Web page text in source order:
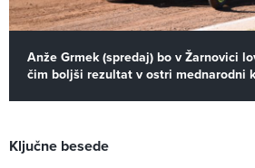
Anže Grmek (spredaj) bo v Žarnovici
čim boljši rezultat v ostri mednarodni
Ključne besede